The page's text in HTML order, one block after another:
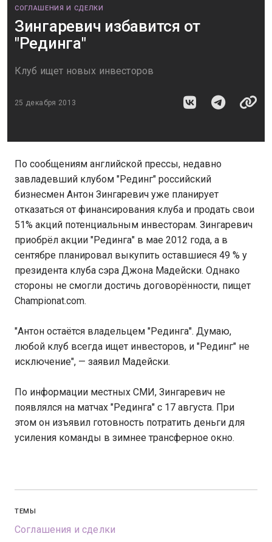
СОГЛАШЕНИЯ И СДЕЛКИ
Зингаревич избавится от
"Рединга"
Клуб ищет новых инвесторов
25 декабря 2013
По сообщениям английской прессы, недавно
завладевший клубом "Рединг" российский
бизнесмен Антон Зингаревич уже планирует
отказаться от финансирования клуба и продать свои
51% акций потенциальным инвесторам. Зингаревич
приобрёл акции "Рединга" в мае 2012 года, а в
сентябре планировал выкупить оставшиеся 49 % у
президента клуба сэра Джона Мадейски. Однако
стороны не смогли достичь договорённости, пищет
Championat.com.
"Антон остаётся владельцем "Рединга". Думаю,
любой клуб всегда ищет инвесторов, и "Рединг" не
исключение", — заявил Мадейски.
По информации местных СМИ, Зингаревич не
появлялся на матчах "Рединга" с 17 августа. При
этом он изъявил готовность потратить деньги для
усиления команды в зимнее трансферное окно.
ТЕМЫ
Соглашения и сделки